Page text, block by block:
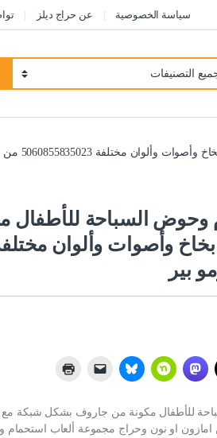
سياسة الخصوصية عن حراج ديلز
5060855835023 من مومو بير
وحوض السباحة للأطفال
وأصوات وألوان
للأطفال مكونة من جاروف بشكل شبكة مع
لاين من امازون او نون وحراج مجموعة ألعاب